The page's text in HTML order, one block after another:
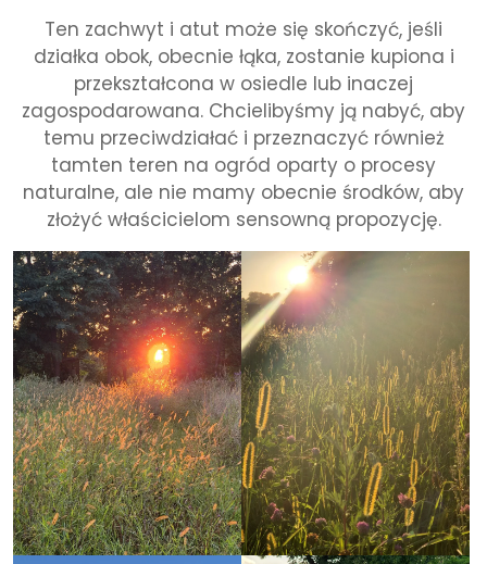
Ten zachwyt i atut może się skończyć, jeśli
działka obok, obecnie łąka, zostanie kupiona i
przekształcona w osiedle lub inaczej
zagospodarowana. Chcielibyśmy ją nabyć, aby
temu przeciwdziałać i przeznaczyć również
tamten teren na ogród oparty o procesy
naturalne, ale nie mamy obecnie środków, aby
złożyć właścicielom sensowną propozycję.